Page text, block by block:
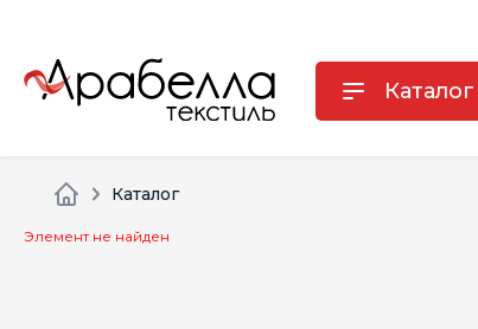
Каталог
Каталог
Элемент не найден